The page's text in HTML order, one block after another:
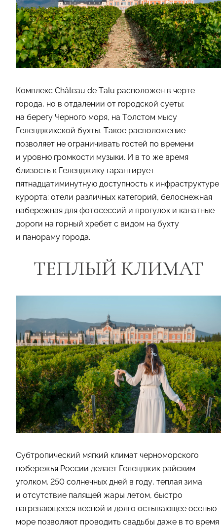
Комплекс Château de Talu расположен в черте
города, но в отдалении от городской суеты:
на берегу Черного моря, на Толстом мысу
Геленджикской бухты. Такое расположение
позволяет не ограничивать гостей по времени
и уровню громкости музыки. И в то же время
близость к Геленджику гарантирует
пятнадцатиминутную доступность к инфраструктуре
курорта: отели различных категорий, белоснежная
набережная для фотосессий и прогулок и канатные
дороги на горный хребет с видом на бухту
и панораму города.
ТЕПЛЫЙ КЛИМАТ
Субтропический мягкий климат черноморского
побережья России делает Геленджик райским
уголком. 250 солнечных дней в году, теплая зима
и отсутствие палящей жары летом, быстро
нагревающееся весной и долго остывающее осенью
море позволяют проводить свадьбы даже в то время